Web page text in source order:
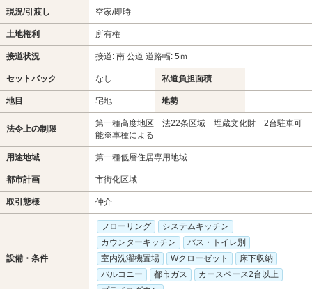
現況/引渡し 空家/即時
土地権利 所有権
接道状況 接道: 南 公道 道路幅: 5ｍ
セットバック なし 私道負担面積 -
地目 宅地 地勢
法令上の制限
第一種高度地区 法22条区域 埋蔵文化財 2台駐車可
能※車種による
用途地域 第一種低層住居専用地域
都市計画 市街化区域
取引態様 仲介
設備・条件
フローリング
システムキッチン
カウンターキッチン
バス・トイレ別
室内洗濯機置場
Wクローゼット
床下収納
バルコニー
都市ガス
カースペース2台以上